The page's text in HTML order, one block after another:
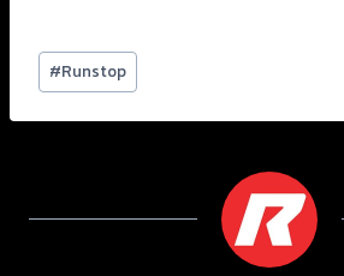
#Runstop